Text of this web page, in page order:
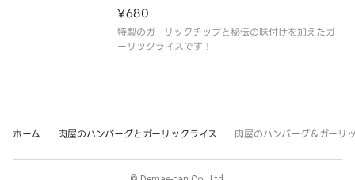
¥680
特製のガーリックチップと秘伝の味付けを加えたガ
ーリックライスです！
ホーム 肉屋のハンバーグとガーリックライス 肉屋のハンバーグ＆ガー